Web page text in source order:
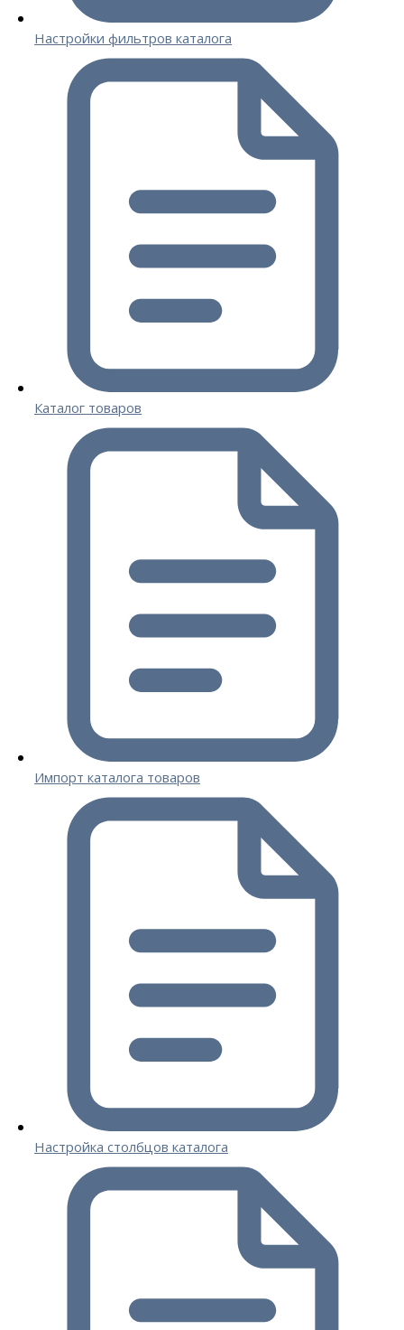
Настройки фильтров каталога
Каталог товаров
Импорт каталога товаров
Настройка столбцов каталога